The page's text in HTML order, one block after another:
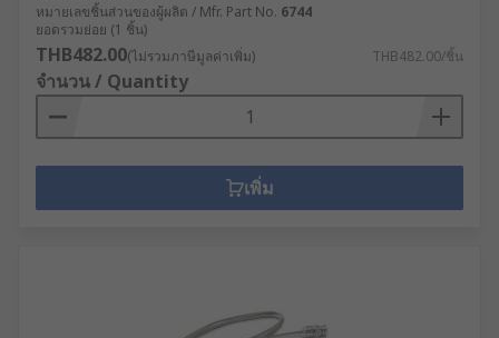
หมายเลขชิ้นส่วนของผู้ผลิต / Mfr. Part No. 6744
ยอดรวมย่อย (1 ชิ้น)
THB482.00(ไม่รวมภาษีมูลค่าเพิ่ม) THB482.00/ชิ้น
จำนวน / Quantity
เพิ่ม